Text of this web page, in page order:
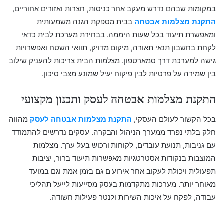
במקומות שבהם נדרש מעקב אחר כניסות, חצרות ואזורים אחוריים,
התקנת מצלמות אבטחה בבית מספקת הגנה משמעותית
ומאפשרת תיעוד בכל שעות היממה. בבחירת מערכת לבית כדאי
לקחת בחשבון תנאי תאורה, מיקום מדויק, תוואי השטח ואפשרויות
גישה למערכת דרך סמארטפון. מצלמות הבית צריכות להעניק שילוב
בין שמירה על פרטיות לבין פיקוח יעיל שמונע מצבי סיכון.
התקנת מצלמות אבטחה לעסק ותכנון מקצועי
בכל הקשור לעולם העסקי, התקנת מצלמות אבטחה לעסק מהווה
חלק בלתי נפרד ממערך הניהול והבקרה. עסקים נדרשים להתמודד
עם גניבות, תנועת עובדים, לקוחות ורכוש בעל ערך. מצלמות
המוצבות בנקודות אסטרטגיות מאפשרות תיעוד ברור, יציבות
תפעולית ויכולת לעקוב אחר אירועים גם בזמן אמת וגם במועד
מאוחר יותר. מערכות מתקדמות בעסק מסייעות לייעל תהליכי
עבודה, לפקח על איכות השירות ולנטר פעילות חשודה.